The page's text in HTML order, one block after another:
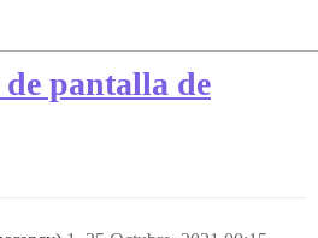
pantalla de